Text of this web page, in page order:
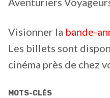
Visionner la bande-
Les billets sont
cinéma près de chez
MOTS-CLÉS